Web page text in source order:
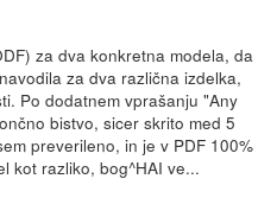
za dva konkretna modela, da
za dva različna izdelka,
Po dodatnem vprašanju "Any
bistvo, sicer skrito med 5
preverileno, in je v PDF 100%
kot razliko, bog^HAI ve...